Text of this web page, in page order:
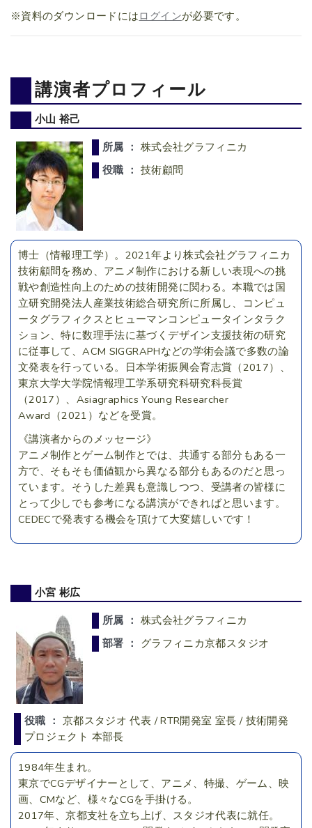
※資料のダウンロードには ログインが必要です。
講演者プロフィール
小山 裕己
所属 ： 株式会社グラフィニカ
役職 ： 技術顧問
博士（情報理工学）。2021年より株式会社グラフィニカ
技術顧問を務め、アニメ制作における新しい表現への挑
戦や創造性向上のための技術開発に関わる。本職では国
立研究開発法人産業技術総合研究所に所属し、コンピュ
ータグラフィクスとヒューマンコンピュータインタラク
ション、特に数理手法に基づくデザイン支援技術の研究
に従事して、ACM SIGGRAPHなどの学術会議で多数の論
文発表を行っている。日本学術振興会育志賞（2017）、
東京大学大学院情報理工学系研究科研究科長賞
（2017）、Asiagraphics Young Researcher
Award（2021）などを受賞。
《講演者からのメッセージ》
アニメ制作とゲーム制作とでは、共通する部分もある一
方で、そもそも価値観から異なる部分もあるのだと思っ
ています。そうした差異も意識しつつ、受講者の皆様に
とって少しでも参考になる講演ができればと思います。
CEDECで発表する機会を頂けて大変嬉しいです！
小宮 彬広
所属 ： 株式会社グラフィニカ
部署 ： グラフィニカ京都スタジオ
役職 ： 京都スタジオ 代表 / RTR開発室 室長 / 技術開発
プロジェクト 本部長
1984年生まれ。
東京でCGデザイナーとして、アニメ、特撮、ゲーム、映
画、CMなど、様々なCGを手掛ける。
2017年、京都支社を立ち上げ、スタジオ代表に就任。